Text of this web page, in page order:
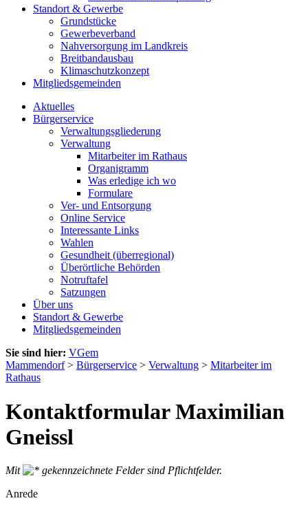
Standort & Gewerbe
Grundstücke
Gewerbeverband
Nahversorgung im Landkreis
Breitbandausbau
Klimaschutzkonzept
Mitgliedsgemeinden
Aktuelles
Bürgerservice
Verwaltungsgliederung
Verwaltung
Mitarbeiter im Rathaus
Organigramm
Was erledige ich wo
Formulare
Ver- und Entsorgung
Online Service
Interessante Links
Wahlen
Gesundheit (überregional)
Überörtliche Behörden
Notruftafel
Satzungen
Über uns
Standort & Gewerbe
Mitgliedsgemeinden
Sie sind hier: VGem
Mammendorf> Bürgerservice > Verwaltung > Mitarbeiter im
Rathaus
Kontaktformular Maximilian
Gneissl
Mit
gekennzeichnete Felder sind Pflichtfelder.
Anrede